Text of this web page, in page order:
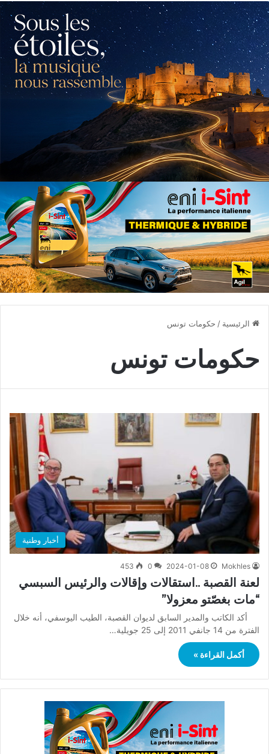
الرئيسية / حكومات تونس
حكومات تونس
أخبار وطنية
Mokhles
2024-01-08
0
453
لعنة القصبة ..استقالات وإقالات والرئيس السبسي
“مات بغصّتو معزولا”
أكد الكاتب والمدير السابق لديوان القصبة، الطيب اليوسفي، أنه خلال
الفترة من 14 جانفي 2011 إلى 25 جويلية…
أكمل القراءة »